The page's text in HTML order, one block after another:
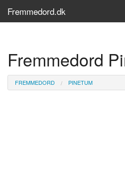
Fremmedord.dk
Søg...
Find bøger
Fremmedord
FREMMEDORD PINETUM